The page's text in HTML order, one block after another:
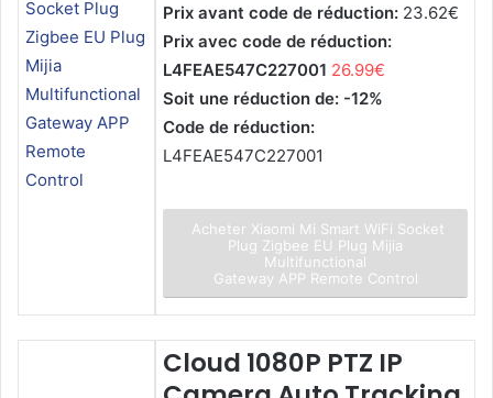
Prix avant code de réduction: 23.62€
Prix avec code de réduction:
L4FEAE547C227001 26.99€
Soit une réduction de: -12%
Code de réduction:
L4FEAE547C227001
Acheter Xiaomi Mi Smart WiFi Socket
Plug Zigbee EU Plug Mijia
Multifunctional
Gateway APP Remote Control
Cloud 1080P PTZ IP